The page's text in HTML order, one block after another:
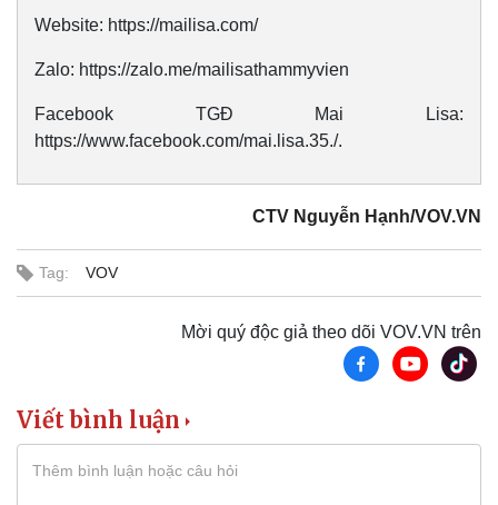
Doanh nhân
Vì cộng đồng
Công nghệ
Chuyển đổi số
Website: https://mailisa.com/
Zalo: https://zalo.me/mailisathammyvien
Facebook TGĐ Mai Lisa:
https://www.facebook.com/mai.lisa.35./.
CTV Nguyễn Hạnh/VOV.VN
Tag: VOV
Mời quý độc giả theo dõi VOV.VN trên
Viết bình luận